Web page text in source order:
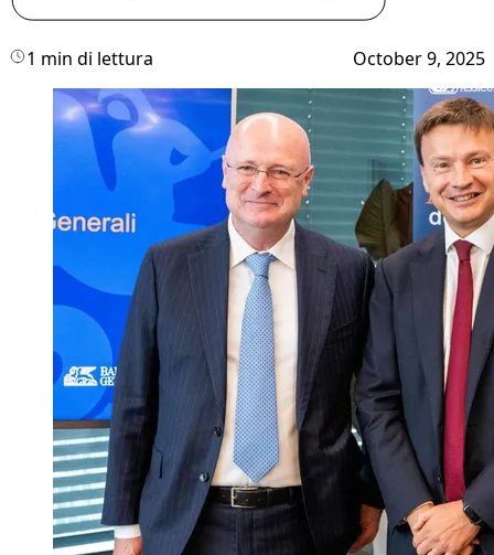
1 min di lettura October 9, 2025